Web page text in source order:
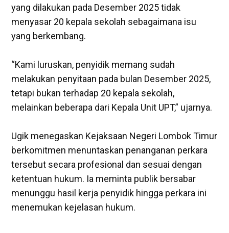
yang dilakukan pada Desember 2025 tidak
menyasar 20 kepala sekolah sebagaimana isu
yang berkembang.
‎“Kami luruskan, penyidik memang sudah
melakukan penyitaan pada bulan Desember 2025,
tetapi bukan terhadap 20 kepala sekolah,
melainkan beberapa dari Kepala Unit UPT,” ujarnya.
‎Ugik menegaskan Kejaksaan Negeri Lombok Timur
berkomitmen menuntaskan penanganan perkara
tersebut secara profesional dan sesuai dengan
ketentuan hukum. Ia meminta publik bersabar
menunggu hasil kerja penyidik hingga perkara ini
menemukan kejelasan hukum.